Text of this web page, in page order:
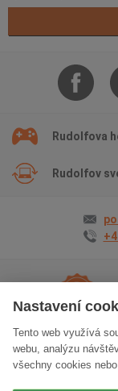
Nastavení
Tento web využívá
webu, analýzu
všechny cookies
Rudolfova
Rudolfov
2 roky záruky
všetko